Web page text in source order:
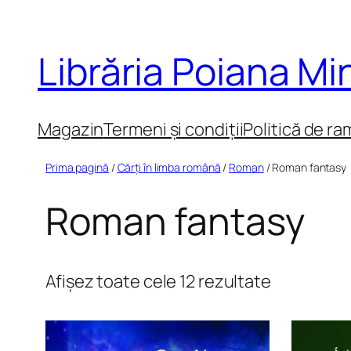
conținut
Librăria Poiana
MagazinTermeni și condițiiPolitică de
Prima pagină /Cărți în limba română / Roman/ Roman fantasy
Roman fantasy
Afișez toate cele 12 rezultate
cele